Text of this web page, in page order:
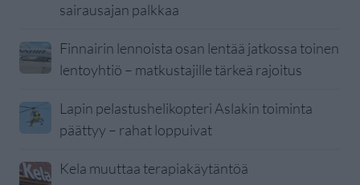
sairausajan palkkaa
Finnairin lennoista osan lentää jatkossa toinen
lentoyhtiö – matkustajille tärkeä rajoitus
Lapin pelastushelikopteri Aslakin toiminta
päättyy – rahat loppuivat
Kela muuttaa terapiakäytäntöä